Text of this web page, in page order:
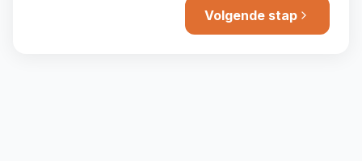
Volgende stap